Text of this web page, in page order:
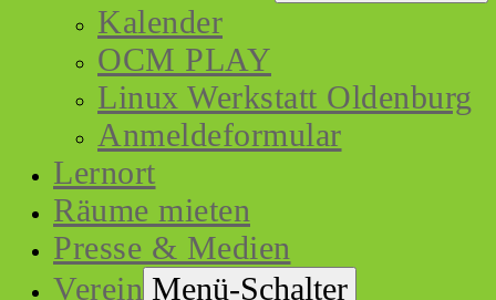
Kalender
OCM PLAY
Linux Werkstatt Oldenburg
Anmeldeformular
Lernort
Räume mieten
Presse & Medien
Verein Menü-Schalter